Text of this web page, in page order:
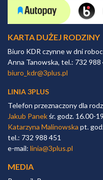
KARTA DUŻEJ RODZINY
Biuro KDR czynne w dni
Anna Tanowska, tel.: 732 988
biuro_kdr@3plus.pl
LINIA 3PLUS
Telefon przeznaczony dla
Jakub Panekśr. godz. 16.00-
Katarzyna Malinowska pt.
tel.: 732 988 451
e-mail: linia@3plus.pl
MEDIA